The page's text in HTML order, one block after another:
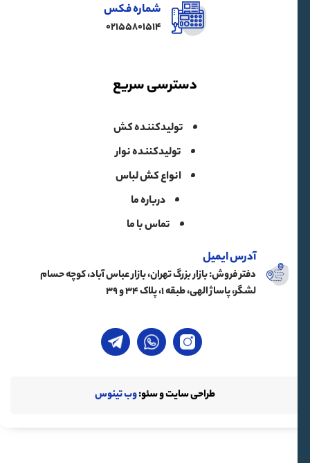
شماره فکس
02155801514
دسترسی سریع
تولیدکننده کش
تولیدکننده نوار
انواع کش لباس
درباره ما
تماس با ما
آدرس ایمیل
دفتر فروش: بازار بزرگ تهران، بازار عباس آباد، کوچه حسام
لشگر، پاساژ الهی، طبقه ۱، پلاک ۳۴ و ۳۹
طراحی سایت و سئو:وب تینوس